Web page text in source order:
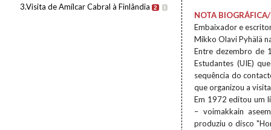
3.Visita de Amílcar Cabral à Finlândia 2 I
NOTA
Embaixador e
Mikko Olavi Pyhälä
Entre dezembro de
Estudantes (UIE)
sequência do
que organizou a
Em 1972 editou um
– voimakkain
produziu o disco